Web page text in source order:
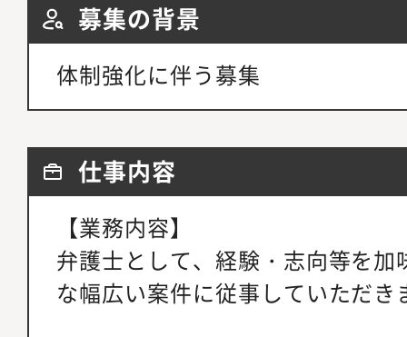
募集の背景
体制強化に伴う募集
仕事内容
【業務内容】
弁護士として、経験・志向等を
な幅広い案件に従事していただき